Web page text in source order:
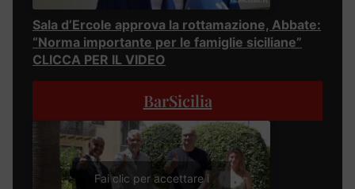
Sala d’Ercole approva la rottamazione, Abbate:
“Norma importante per le famiglie siciliane”
CLICCA PER IL VIDEO
BarSicilia
Fai clic per accettare i